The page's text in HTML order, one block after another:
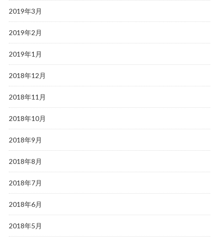
2019年3月
2019年2月
2019年1月
2018年12月
2018年11月
2018年10月
2018年9月
2018年8月
2018年7月
2018年6月
2018年5月